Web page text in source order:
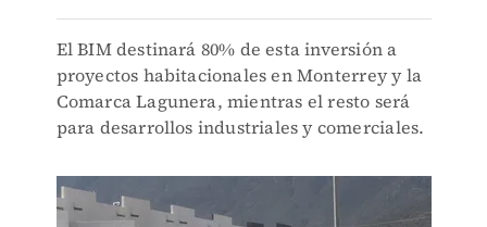
El BIM destinará 80% de esta inversión a
proyectos habitacionales en Monterrey y la
Comarca Lagunera, mientras el resto será
para desarrollos industriales y comerciales.